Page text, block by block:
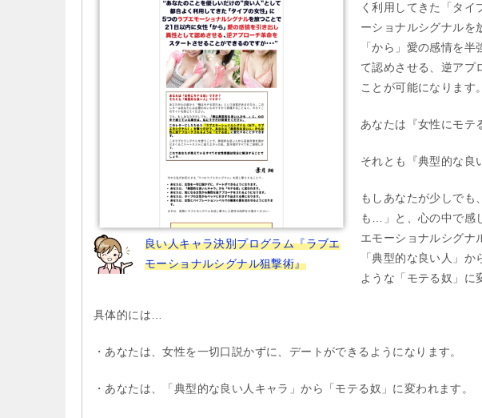
良い人キャラ決別プログラム『ラブエ
モーショナルシグナル狙撃術』
く利用してきた「タイ
ーショナルシグナルを
「から」愛の感情を
て認めさせる、逆アプ
ことが可能になります。
あなたは『女性にモテ
それとも『典型的な良
もしあなたが少しでも
も…」と、心の中で感
エモーショナルシグナ
「典型的な良い人」
ような「モテる奴」に
具体的には…
・あなたは、女性を一切口説かずに、デートができるようになります。
・あなたは、「典型的な良い人キャラ」から「モテる奴」に変われます。